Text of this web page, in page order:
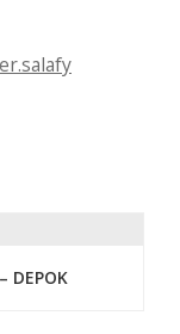
DEPOK